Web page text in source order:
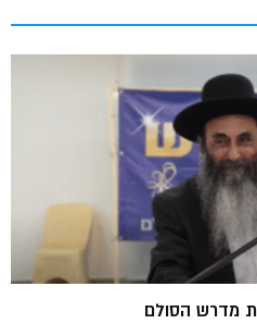
מדרש הסולם